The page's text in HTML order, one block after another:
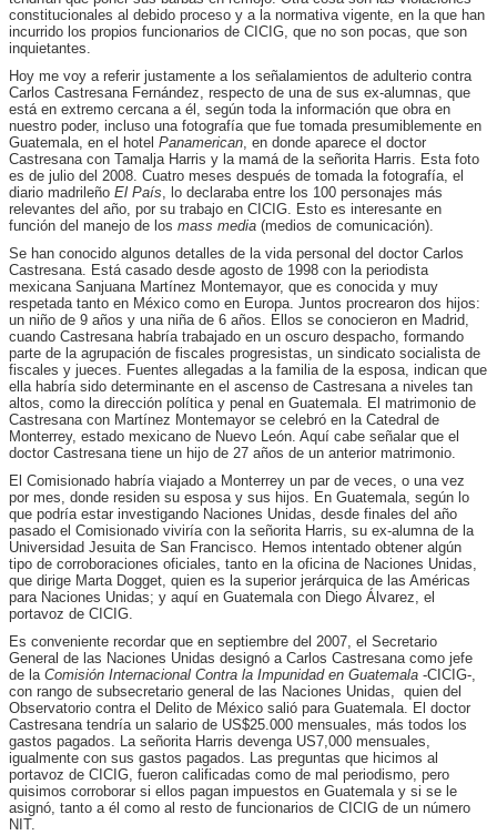
constitucionales al debido proceso y a la normativa vigente, en la que han
incurrido los propios funcionarios de CICIG, que no son pocas, que son
inquietantes.
Hoy me voy a referir justamente a los señalamientos de adulterio contra
Carlos Castresana Fernández, respecto de una de sus ex-alumnas, que
está en extremo cercana a él, según toda la información que obra en
nuestro poder, incluso una fotografía que fue tomada presumiblemente en
Guatemala, en el hotel Panamerican, en donde aparece el doctor
Castresana con Tamalja Harris y la mamá de la señorita Harris. Esta foto
es de julio del 2008. Cuatro meses después de tomada la fotografía, el
diario madrileño El País, lo declaraba entre los 100 personajes más
relevantes del año, por su trabajo en CICIG. Esto es interesante en
función del manejo de los mass media (medios de comunicación).
Se han conocido algunos detalles de la vida personal del doctor Carlos
Castresana. Está casado desde agosto de 1998 con la periodista
mexicana Sanjuana Martínez Montemayor, que es conocida y muy
respetada tanto en México como en Europa. Juntos procrearon dos hijos:
un niño de 9 años y una niña de 6 años. Ellos se conocieron en Madrid,
cuando Castresana habría trabajado en un oscuro despacho, formando
parte de la agrupación de fiscales progresistas, un sindicato socialista de
fiscales y jueces. Fuentes allegadas a la familia de la esposa, indican que
ella habría sido determinante en el ascenso de Castresana a niveles tan
altos, como la dirección política y penal en Guatemala. El matrimonio de
Castresana con Martínez Montemayor se celebró en la Catedral de
Monterrey, estado mexicano de Nuevo León. Aquí cabe señalar que el
doctor Castresana tiene un hijo de 27 años de un anterior matrimonio.
El Comisionado habría viajado a Monterrey un par de veces, o una vez
por mes, donde residen su esposa y sus hijos. En Guatemala, según lo
que podría estar investigando Naciones Unidas, desde finales del año
pasado el Comisionado viviría con la señorita Harris, su ex-alumna de la
Universidad Jesuita de San Francisco. Hemos intentado obtener algún
tipo de corroboraciones oficiales, tanto en la oficina de Naciones Unidas,
que dirige Marta Dogget, quien es la superior jerárquica de las Américas
para Naciones Unidas; y aquí en Guatemala con Diego Álvarez, el
portavoz de CICIG.
Es conveniente recordar que en septiembre del 2007, el Secretario
General de las Naciones Unidas designó a Carlos Castresana como jefe
de la Comisión Internacional Contra la Impunidad en Guatemala -CICIG-,
con rango de subsecretario general de las Naciones Unidas, quien del
Observatorio contra el Delito de México salió para Guatemala. El doctor
Castresana tendría un salario de US$25.000 mensuales, más todos los
gastos pagados. La señorita Harris devenga US7,000 mensuales,
igualmente con sus gastos pagados. Las preguntas que hicimos al
portavoz de CICIG, fueron calificadas como de mal periodismo, pero
quisimos corroborar si ellos pagan impuestos en Guatemala y si se le
asignó, tanto a él como al resto de funcionarios de CICIG de un número
NIT.